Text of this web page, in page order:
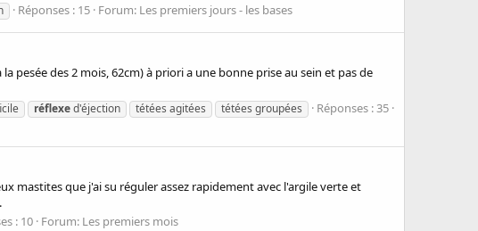
Réponses : 15 Forum: Les premiers jours - les bases
pesée des 2 mois, 62cm) à priori a une bonne prise au sein et pas de
réflexed'éjection tétées agitées tétées groupées
Réponses : 35
mastites que j'ai su réguler assez rapidement avec l'argile verte et
: 10 Forum: Les premiers mois